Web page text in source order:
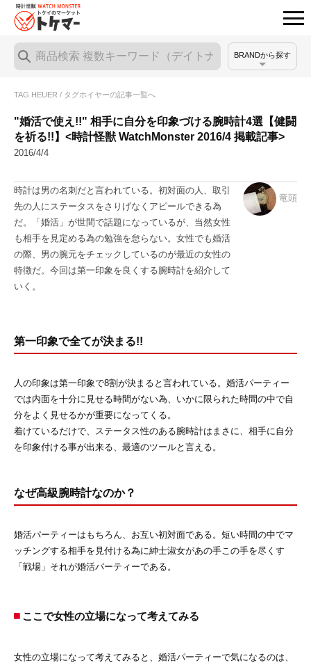
BRANDから探す
TAG HEUER / タグホイヤーの記事一覧へ
"婚活で使え!!" 相手に自分を印象づける腕時計4選【健闘
を祈る!!】<時計怪獣 WatchMonster 2016/4 掲載記事>
2016/4/4
竜頭
時計は男の名刺だと言われている。初対面の人、取引
先の人にステータスをさりげなくアピールできる為
だ。「婚活」が世間で話題になっているが、当然女性
も相手を見定める為の勉強を怠らない。女性でも婚活
の際、男の腕元をチェックしているのが最近の女性の
特徴だ。今回は第一印象を良くする腕時計を紹介して
いく。
第一印象で全てが決まる!!
人の印象は第一印象で8割が決まると言われている。婚活パーティー
では内面を十分に見せる時間がない為、いかに限られた時間の中で自
分をよく見せるかが重要になってくる。
着けているだけで、ステータス性のある腕時計はまさに、相手に自分
を印象付ける事が出来る、最適のツールと言える。
なぜ高級腕時計なのか？
婚活パーティーはもちろん、お互い初対面である。短い時間の中でマ
ッチングする相手を見付ける為に紳士淑女があの手この手を尽くす
「戦場」それが婚活パーティーである。
ここで女性の立場になって考えてみる
女性の立場になって考えてみると、婚活パーティーで気になるのは、